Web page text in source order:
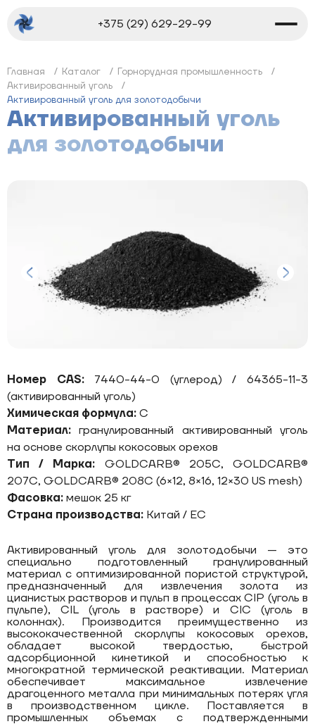
+375 (29) 629-29-99
Главная Каталог
Горнорудная промышленность
Активированный уголь
Активированный уголь для золотодобычи
Активированный уголь
для золотодобычи
Номер CAS:7440-44-0 (углерод) / 64365-11-3
(активированный уголь)
Химическая формула: C
Материал: гранулированный активированный уголь
на основе скорлупы кокосовых орехов
Тип / Марка: GOLDCARB® 205С, GOLDCARB®
207С, GOLDCARB® 208С (6×12, 8×16, 12×30 US mesh)
Фасовка: мешок 25 кг
Страна производства: Китай / ЕС
Активированный уголь для золотодобычи — это
специально подготовленный гранулированный
материал с оптимизированной пористой структурой,
предназначенный для извлечения золота из
цианистых растворов и пульп в процессах CIP (уголь в
пульпе), CIL (уголь в растворе) и CIC (уголь в
колоннах). Производится преимущественно из
высококачественной скорлупы кокосовых орехов,
обладает высокой твердостью, быстрой
адсорбционной кинетикой и способностью к
многократной термической реактивации. Материал
обеспечивает максимальное извлечение
драгоценного металла при минимальных потерях угля
в производственном цикле. Поставляется в
промышленных объемах с подтвержденными